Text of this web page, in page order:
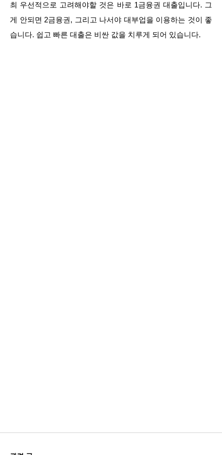
최 우선적으로 고려해야할 것은 바로 1금융권 대출입니다. 그
게 안되면 2금융권, 그리고 나서야 대부업을 이용하는 것이 좋
습니다. 쉽고 빠른 대출은 비싼 값을 치루게 되어 있습니다.